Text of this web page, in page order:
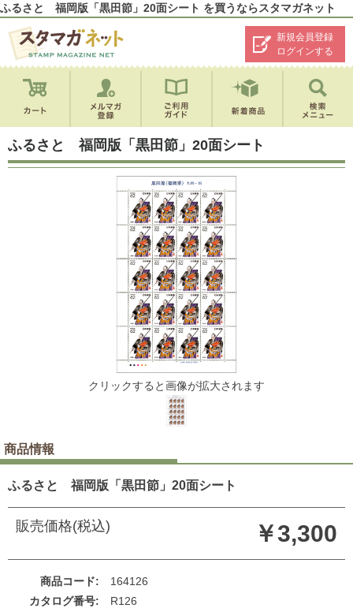
ふるさと 福岡版「黒田節」20面シート を買うならスタマガネット
新規会員登録
ログインする
ふるさと 福岡版「黒田節」20面シート
クリックすると画像が拡大されます
商品情報
ふるさと 福岡版「黒田節」20面シート
販売価格(税込) ￥3,300
商品コード
164126
カタログ番号
R126